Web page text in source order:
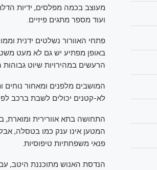
מעוצב בכמה מפלסים, ידיות
ועוד מספר מתגים פיזיים.
פתחי האוורור נשלטים ידנית
באופן מפתיע יש גם לא מעט
הרעשים במהירויות שיוט
המושבים מלפנים ומאחור נוחים
לא-קטנים יכולים לשבת ברכב
התחושה בתא אוורירית ומוארת,
פנאי משפחתיות טיפוסיות.
הנדסת האנוש מתוכננת היטב,